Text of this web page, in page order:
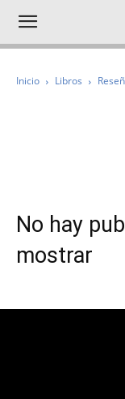
Inicio Libros
No hay
mostrar